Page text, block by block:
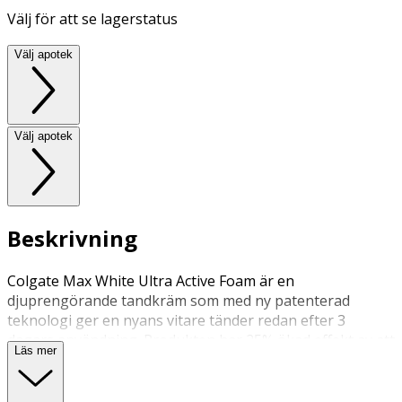
Välj för att se lagerstatus
Välj apotek
Välj apotek
Beskrivning
Colgate Max White Ultra Active Foam är en
djuprengörande tandkräm som med ny patenterad
teknologi ger en nyans vitare tänder redan efter 3
dagars användning. Produkten har 25% ökad effekt av att
ta bort missfärgningar och verkar också förebyggande.
Borsta tänderna 2 gånger per dag i 2 minuter.
Läs mer